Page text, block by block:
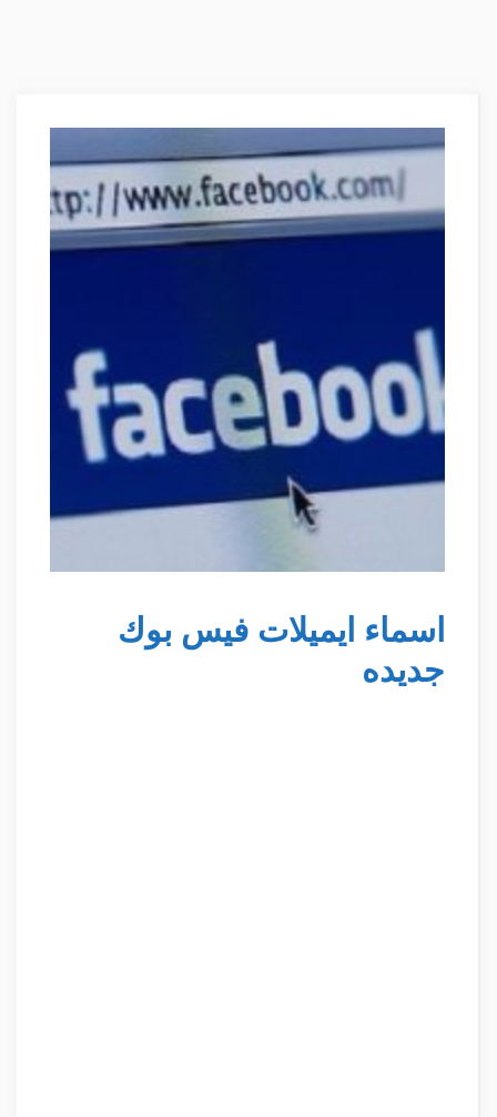
اسماء ايميلات فيس بوك
جديده